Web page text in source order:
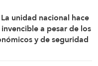
unidad nacional hace
a pesar de los
y de seguridad